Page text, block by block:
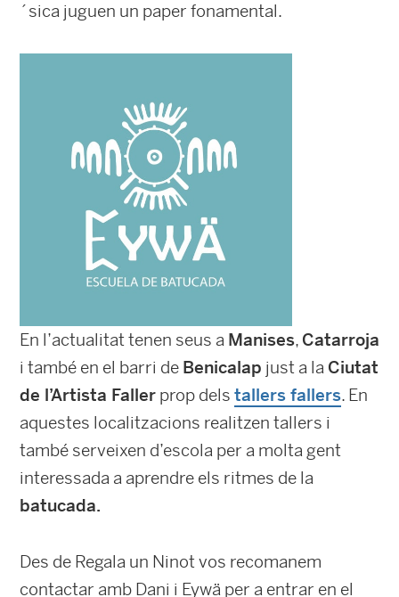
´sica juguen un paper fonamental.
En l’actualitat tenen seus a Manises, Catarroja
i també en el barri de Benicalap just a la Ciutat
de l’Artista Faller prop dels tallers fallers. En
aquestes localitzacions realitzen tallers i
també serveixen d’escola per a molta gent
interessada a aprendre els ritmes de la
batucada.
Des de Regala un Ninot vos recomanem
contactar amb Dani i Eywä per a entrar en el